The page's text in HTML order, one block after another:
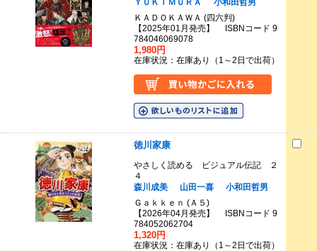
ＹＵＫＩＭＵＲＡ
小和田哲男
ＫＡＤＯＫＡＷＡ (四六判)
【2025年01月発売】 ISBNコード 9
784046069078
1,980円
在庫状況：在庫あり（1～2日で出荷）
徳川家康
やさしく読める ビジュアル伝記 ２
４
森川成美
山田一喜
小和田哲男
Ｇａｋｋｅｎ (Ａ５)
【2026年04月発売】 ISBNコード 9
784052062704
1,320円
在庫状況：在庫あり（1～2日で出荷）